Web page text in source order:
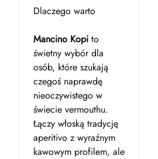
Dlaczego warto
Mancino Kopito
świetny wybór dla
osób, które szukają
czegoś naprawdę
nieoczywistego w
świecie vermouthu.
Łączy włoską tradycję
aperitivo z wyraźnym
kawowym profilem, ale